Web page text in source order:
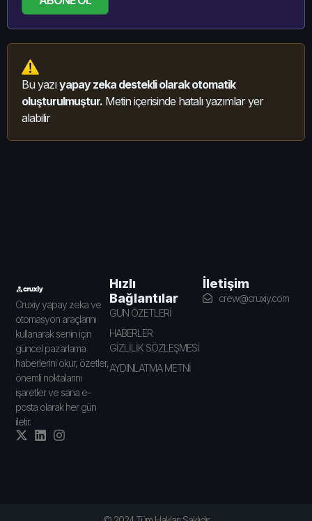
Bu yazıyapay zeka destekli olarak otomatik
oluşturulmuştur. Metin içerisinde hatalı yazımlar yer
alabilir
Cruxiy yapay zeka ve
otomasyon araçlarını
kullanarak senin için
güncel pazarlama
haberlerini okur, özetler,
önemli noktalarını
işaretler ve sana e-
posta olarak her gün
iletir.
Hızlı
Bağlantılar
GÜN ÖZETLERİ
HABERLER
GİZLİLİK SÖZLEŞMESİ
AYDINLATMA METNİ
İletişim
crew@cruxiy.com